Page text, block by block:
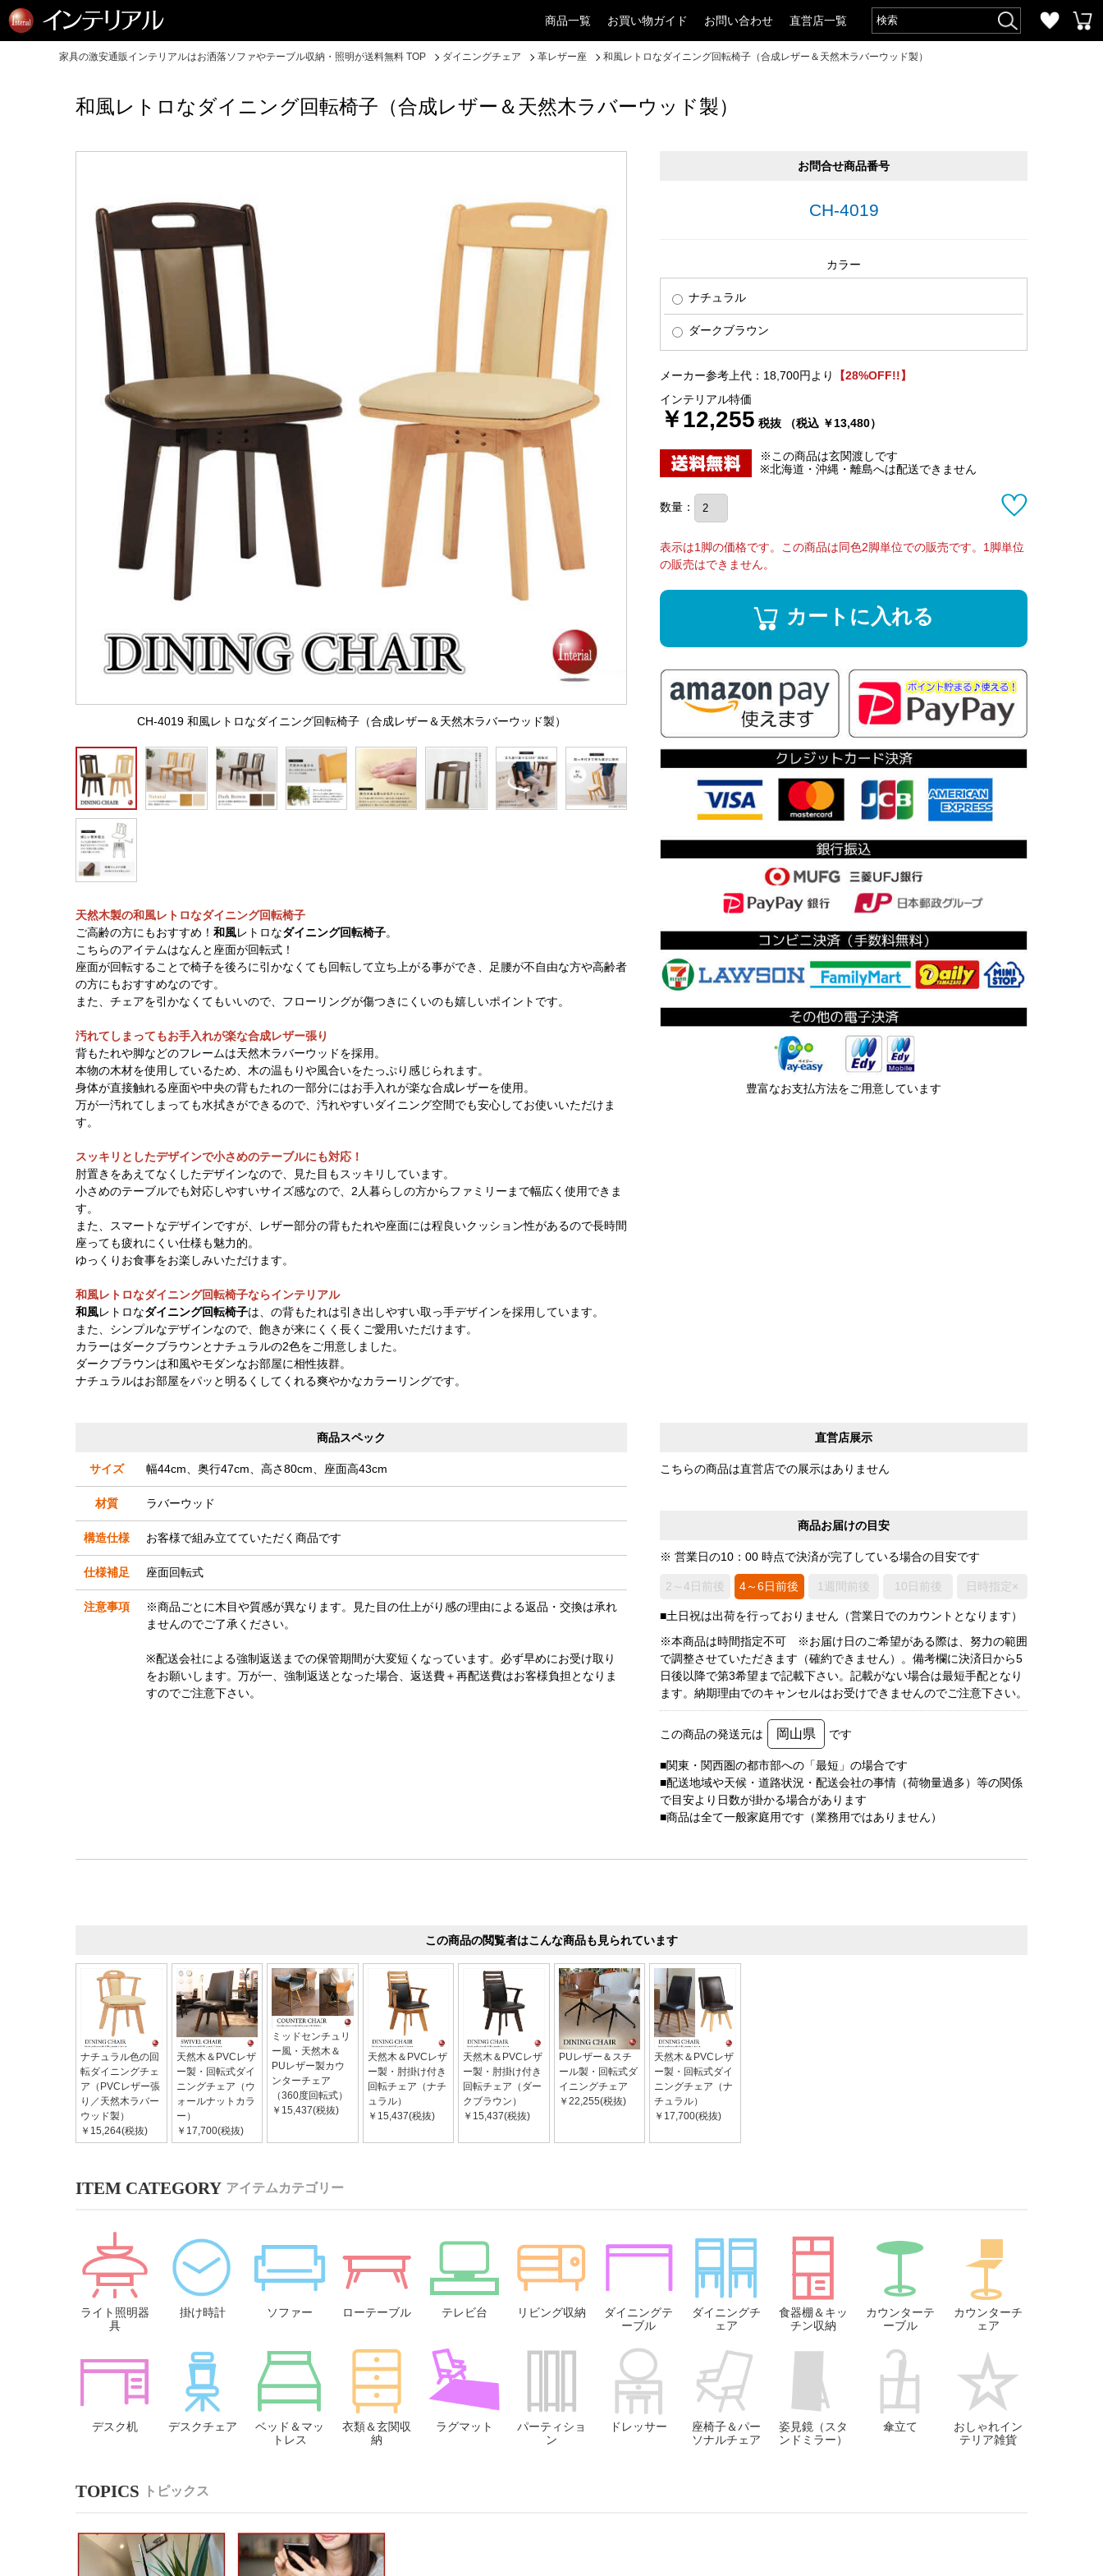
商品一覧 お買い物ガイド お問い合わせ 直営店一覧
家具の激安通販インテリアルはお洒落ソファやテーブル収納・照明が送料無料 TOP ダイニングチェア 革レザー座 和風レトロなダイニング回転椅子（合成レザー＆天然木ラバーウッド製）
和風レトロなダイニング回転椅子（合成レザー＆天然木ラバーウッド製）
CH-4019 和風レトロなダイニング回転椅子（合成レザー＆天然木ラバーウッド製）
天然木製の和風レトロなダイニング回転椅子
ご高齢の方にもおすすめ！ 和風レトロなダイニング回転椅子。
こちらのアイテムはなんと座面が回転式！
座面が回転することで椅子を後ろに引かなくても回転して立ち上がる事ができ、足腰が不自由な方や高齢者
の方にもおすすめなのです。
また、チェアを引かなくてもいいので、フローリングが傷つきにくいのも嬉しいポイントです。
汚れてしまってもお手入れが楽な合成レザー張り
背もたれや脚などのフレームは天然木ラバーウッドを採用。
本物の木材を使用しているため、木の温もりや風合いをたっぷり感じられます。
身体が直接触れる座面や中央の背もたれの一部分にはお手入れが楽な合成レザーを使用。
万が一汚れてしまっても水拭きができるので、汚れやすいダイニング空間でも安心してお使いいただけま
す。
スッキリとしたデザインで小さめのテーブルにも対応！
肘置きをあえてなくしたデザインなので、見た目もスッキリしています。
小さめのテーブルでも対応しやすいサイズ感なので、2人暮らしの方からファミリーまで幅広く使用できま
す。
また、スマートなデザインですが、レザー部分の背もたれや座面には程良いクッション性があるので長時間
座っても疲れにくい仕様も魅力的。
ゆっくりお食事をお楽しみいただけます。
和風レトロなダイニング回転椅子ならインテリアル
和風レトロなダイニング回転椅子は、の背もたれは引き出しやすい取っ手デザインを採用しています。
また、シンプルなデザインなので、飽きが来にくく長くご愛用いただけます。
カラーはダークブラウンとナチュラルの2色をご用意しました。
ダークブラウンは和風やモダンなお部屋に相性抜群。
ナチュラルはお部屋をパッと明るくしてくれる爽やかなカラーリングです。
お問合せ商品番号
CH-4019
カラー
ナチュラル
ダークブラウン
メーカー参考上代：18,700円より
【28%OFF!!】
インテリアル特価
￥12,255 税抜 （税込 ￥13,480）
※この商品は玄関渡しです
※北海道・沖縄・離島へは配送できません
数量：
表示は1脚の価格です。この商品は同色2脚単位での販売です。1脚単位
の販売はできません。
カートに入れる
豊富なお支払方法をご用意しています
直営店展示
こちらの商品は直営店での展示はありません
商品お届けの目安
※ 営業日の10：00 時点で決済が完了している場合の目安です
2～4日前後 4～6日前後 1週間前後 10日前後 日時指定×
■土日祝は出荷を行っておりません（営業日でのカウントとなります）
※本商品は時間指定不可 ※お届け日のご希望がある際は、努力の範囲
で調整させていただきます（確約できません）。備考欄に決済日から5
日後以降で第3希望まで記載下さい。記載がない場合は最短手配となり
ます。納期理由でのキャンセルはお受けできませんのでご注意下さい。
この商品の発送元は 岡山県 です
■関東・関西圏の都市部への「最短」の場合です
■配送地域や天候・道路状況・配送会社の事情（荷物量過多）等の関係
で目安より日数が掛かる場合があります
■商品は全て一般家庭用です（業務用ではありません）
商品スペック
サイズ 幅44cm、奥行47cm、高さ80cm、座面高43cm
材質 ラバーウッド
構造仕様 お客様で組み立てていただく商品です
仕様補足 座面回転式
注意事項
※商品ごとに木目や質感が異なります。見た目の仕上がり感の理由による返品・交換は承れ
ませんのでご了承ください。
※配送会社による強制返送までの保管期間が大変短くなっています。必ず早めにお受け取り
をお願いします。万が一、強制返送となった場合、返送費＋再配送費はお客様負担となりま
すのでご注意下さい。
この商品の閲覧者はこんな商品も見られています
ナチュラル色の回
転ダイニングチェ
ア（PVCレザー張
り／天然木ラバー
ウッド製）
￥15,264(税抜)
天然木＆PVCレザ
ー製・回転式ダイ
ニングチェア（ウ
ォールナットカラ
ー）
￥17,700(税抜)
ミッドセンチュリ
ー風・天然木＆
PUレザー製カウ
ンターチェア
（360度回転式）
￥15,437(税抜)
天然木＆PVCレザ
ー製・肘掛け付き
回転チェア（ナチ
ュラル）
￥15,437(税抜)
天然木＆PVCレザ
ー製・肘掛け付き
回転チェア（ダー
クブラウン）
￥15,437(税抜)
PUレザー＆スチ
ール製・回転式ダ
イニングチェア
￥22,255(税抜)
天然木＆PVCレザ
ー製・回転式ダイ
ニングチェア（ナ
チュラル）
￥17,700(税抜)
アイテムカテゴリー
ライト照明器
具
掛け時計 ソファー ローテーブル テレビ台 リビング収納
ダイニングテ
ーブル
ダイニングチ
ェア
食器棚＆キッ
チン収納
カウンターテ
ーブル
カウンターチ
ェア
デスク机 デスクチェア
ベッド＆マッ
トレス
衣類＆玄関収
納
ラグマット
パーティショ
ン
ドレッサー
座椅子＆パー
ソナルチェア
姿見鏡（スタ
ンドミラー）
傘立て
おしゃれイン
テリア雑貨
トピックス